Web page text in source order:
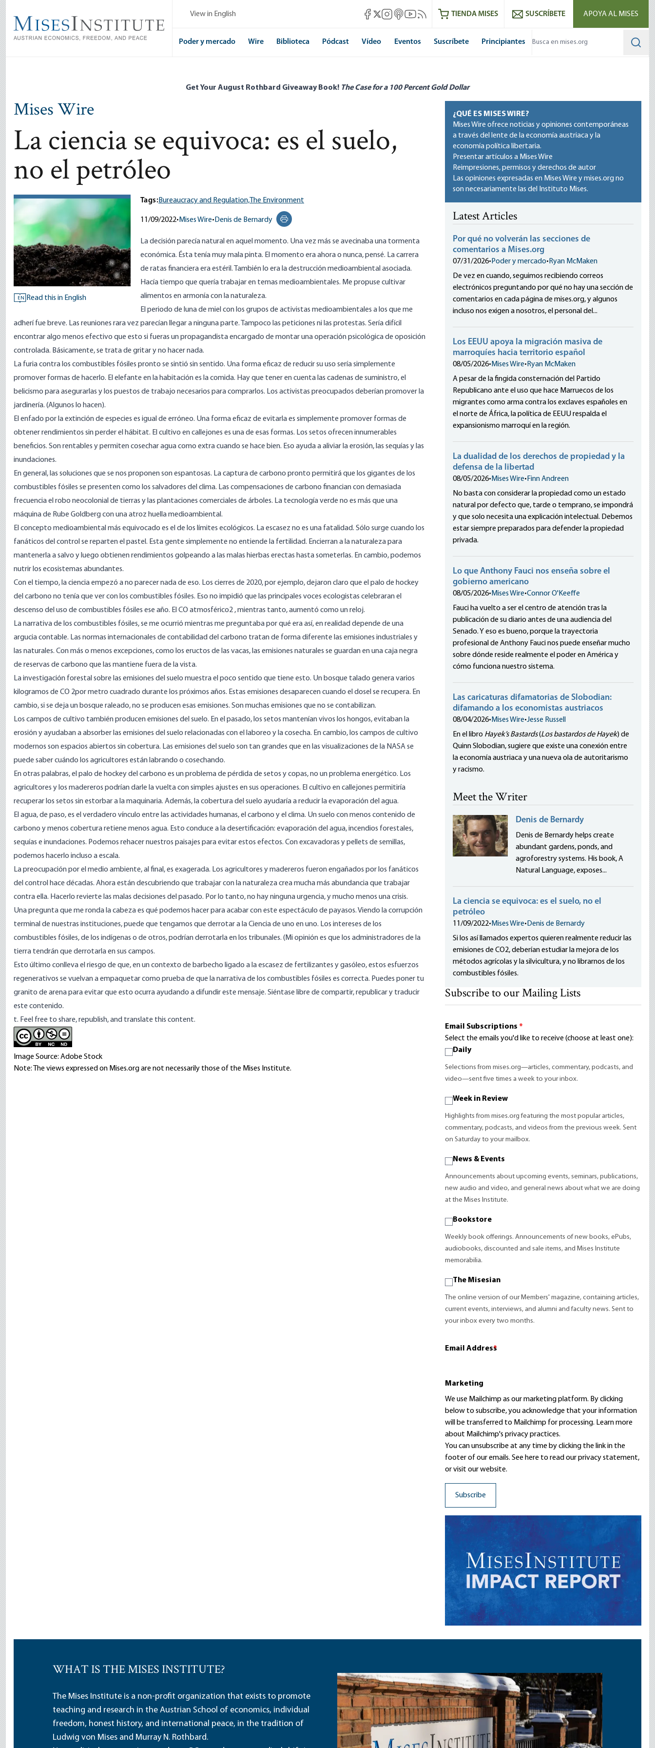
main
content
View in English Mises Facebook
Mises X
Mises Instagram
Mises itunes
Mises Youtube
Mises RSS feedTIENDA MISES SUSCRÍBETE APOYA AL MISES
Poder y mercado Wire Biblioteca Pódcast Vídeo Eventos Suscríbete Principiantes
Get Your August Rothbard Giveaway Book! The Case for a 100 Percent Gold Dollar
Mises Wire
La ciencia se equivoca: es el suelo,
no el petróleo
EN Read this in English
Tags:Bureaucracy and Regulation, The Environment
11/09/2022• Mises Wire• Denis de Bernardy
Print this page
La decisión parecía natural en aquel momento. Una vez más se avecinaba una tormenta
económica. Ésta tenía muy mala pinta. El momento era ahora o nunca, pensé. La carrera
de ratas financiera era estéril. También lo era la destrucción medioambiental asociada.
Hacía tiempo que quería trabajar en temas medioambientales. Me propuse cultivar
alimentos en armonía con la naturaleza.
El periodo de luna de miel con los grupos de activistas medioambientales a los que me
adherí fue breve. Las reuniones rara vez parecían llegar a ninguna parte. Tampoco las peticiones ni las protestas. Sería difícil
encontrar algo menos efectivo que esto si fueras un propagandista encargado de montar una operación psicológica de oposición
controlada. Básicamente, se trata de gritar y no hacer nada.
La furia contra los combustibles fósiles pronto se sintió sin sentido. Una forma eficaz de reducir su uso sería simplemente
promover formas de hacerlo. El elefante en la habitación es la comida. Hay que tener en cuenta las cadenas de suministro, el
belicismo para asegurarlas y los puestos de trabajo necesarios para comprarlos. Los activistas preocupados deberían promover la
jardinería. (Algunos lo hacen).
El enfado por la extinción de especies es igual de erróneo. Una forma eficaz de evitarla es simplemente promover formas de
obtener rendimientos sin perder el hábitat. El cultivo en callejones es una de esas formas. Los setos ofrecen innumerables
beneficios. Sonrentables y permiten cosechar agua como extra cuando se hace bien. Eso ayuda a aliviar la erosión, las sequías y las
inundaciones.
En general, las soluciones que se nos proponen son espantosas. La captura de carbono pronto permitirá que los gigantes de los
combustibles fósiles se presenten como los salvadores del clima. Las compensaciones de carbono financian con demasiada
frecuencia el robo neocolonial de tierras y las plantaciones comerciales de árboles. La tecnología verde no es más que una
máquina de Rube Goldbergcon una atroz huella medioambiental.
El concepto medioambiental más equivocado es el de los límites ecológicos. La escasez no es una fatalidad. Sólo surge cuando los
fanáticos del control se reparten el pastel. Esta gente simplemente no entiende la fertilidad. Encierran a la naturaleza para
mantenerla a salvo y luego obtienen rendimientos golpeando a las malas hierbas erectas hasta someterlas. En cambio, podemos
nutrir los ecosistemas abundantes.
Con el tiempo, la ciencia empezó a no parecer nada de eso. Los cierres de 2020, por ejemplo,dejaron claro que el palo de hockey
del carbono no tenía que ver con los combustibles fósiles. Eso no impidió que las principales voces ecologistas celebraran el
descenso del uso de combustibles fósiles ese año. El CO atmosférico2 , mientras tanto,aumentó como un reloj.
La narrativa de los combustibles fósiles, se me ocurrió mientras me preguntaba por qué era así, en realidad depende de una
argucia contable. Las normas internacionales de contabilidad del carbono tratan de forma diferente las emisiones industriales y
las naturales. Con más o menos excepciones, como los eructos de las vacas, las emisiones naturales se guardan en una caja negra
de reservas de carbono que las mantiene fuera de la vista.
La investigación forestal sobre las emisiones del suelo muestra el poco sentido que tiene esto. Un bosque talado generavarios
kilogramos de CO 2por metro cuadrado durante los próximos años. Estas emisiones desaparecen cuando el dosel se recupera. En
cambio, si se deja un bosque raleado, no se producen esas emisiones. Son muchas emisiones que no se contabilizan.
Los campos de cultivo también producen emisiones del suelo. En el pasado, los setos mantenían vivos los hongos, evitaban la
erosión y ayudaban a absorber las emisiones del suelo relacionadas con el laboreo y la cosecha. En cambio, los campos de cultivo
modernos son espacios abiertos sin cobertura. Las emisiones del suelo son tan grandes que en las visualizaciones de la NASAse
puede sabercuándo los agricultores están labrando o cosechando.
En otras palabras, el palo de hockey del carbono es un problema de pérdida de setos y copas, no un problema energético. Los
agricultores y los madereros podrían darle la vuelta consimples ajustes en sus operaciones. El cultivo en callejones permitiría
recuperar los setos sin estorbar a la maquinaria. Además, la cobertura del suelo ayudaría a reducir la evaporación del agua.
El agua, de paso, es el verdadero vínculo entre las actividades humanas, el carbono y el clima. Un suelo con menos contenido de
carbono y menos cobertura retiene menos agua. Esto conduce a ladesertificación: evaporación del agua, incendios forestales,
sequías e inundaciones. Podemos rehacer nuestros paisajes para evitar estos efectos. Con excavadoras y pellets de semillas,
podemos hacerlo incluso a escala.
La preocupación por el medio ambiente, al final, es exagerada. Los agricultores y madereros fueron engañados por los fanáticos
del control hace décadas. Ahora están descubriendo que trabajar con la naturaleza crea mucha más abundancia que trabajar
contra ella. Hacerlo revierte las malas decisiones del pasado. Por lo tanto, no hay ninguna urgencia, y mucho menos una crisis.
Una pregunta que me ronda la cabeza es qué podemos hacer para acabar con este espectáculo de payasos. Viendo la corrupción
terminal de nuestras instituciones, puede que tengamos que derrotar a la Ciencia de uno en uno. Los intereses de los
combustibles fósiles, de los indígenas o de otros, podrían derrotarla en los tribunales. (Mi opinión es que los administradores de la
tierra tendrán que derrotarla en sus campos.
Esto último conlleva el riesgo de que, en un contexto de barbecho ligado a la escasez de fertilizantes y gasóleo, estos esfuerzos
regenerativos se vuelvan a empaquetar como prueba de que la narrativa de los combustibles fósiles es correcta. Puedes poner tu
granito de arena para evitar que esto ocurra ayudando a difundir este mensaje. Siéntase libre de compartir, republicar y traducir
este contenido.
t. Feel free to share, republish, and translate this content.
Image Source: Adobe Stock
Note: The views expressed on Mises.org are not necessarily those of the Mises Institute.
¿QUÉ ES MISES WIRE?
Mises Wire ofrece noticias y opiniones contemporáneas
a través del lente de la economía austriaca y la
economía política libertaria.
Presentar artículos a Mises Wire
Reimpresiones, permisos y derechos de autor
Las opiniones expresadas en Mises Wire y mises.org no
son necesariamente las del Instituto Mises.
Latest Articles
Por qué no volverán las secciones de
comentarios a Mises.org
07/31/2026• Poder y mercado• Ryan McMaken
De vez en cuando, seguimos recibiendo correos
electrónicos preguntando por qué no hay una sección de
comentarios en cada página de mises.org, y algunos
incluso nos exigen a nosotros, el personal del...
Los EEUU apoya la migración masiva de
marroquíes hacia territorio español
08/05/2026• Mises Wire• Ryan McMaken
A pesar de la fingida consternación del Partido
Republicano ante el uso que hace Marruecos de los
migrantes como arma contra los exclaves españoles en
el norte de África, la política de EEUU respalda el
expansionismo marroquí en la región.
La dualidad de los derechos de propiedad y la
defensa de la libertad
08/05/2026• Mises Wire• Finn Andreen
No basta con considerar la propiedad como un estado
natural por defecto que, tarde o temprano, se impondrá
y que solo necesita una explicación intelectual. Debemos
estar siempre preparados para defender la propiedad
privada.
Lo que Anthony Fauci nos enseña sobre el
gobierno americano
08/05/2026• Mises Wire•Connor O'Keeffe
Fauci ha vuelto a ser el centro de atención tras la
publicación de su diario antes de una audiencia del
Senado. Y eso es bueno, porque la trayectoria
profesional de Anthony Fauci nos puede enseñar mucho
sobre dónde reside realmente el poder en América y
cómo funciona nuestro sistema.
Las caricaturas difamatorias de Slobodian:
difamando a los economistas austriacos
08/04/2026• Mises Wire•Jesse Russell
En el libro Hayek’s Bastards(Los bastardos de Hayek) de
Quinn Slobodian, sugiere que existe una conexión entre
la economía austriaca y una nueva ola de autoritarismo
y racismo.
Meet the Writer
Denis de Bernardy
Denis de Bernardy helps create
abundant gardens, ponds, and
agroforestry systems. His book, A
Natural Language, exposes...
La ciencia se equivoca: es el suelo, no el
petróleo
11/09/2022• Mises Wire• Denis de Bernardy
Si los así llamados expertos quieren realmente reducir las
emisiones de CO2, deberían estudiar la mejora de los
métodos agrícolas y la silvicultura, y no librarnos de los
combustibles fósiles.
Subscribe to our Mailing Lists
Email Subscriptions *
Select the emails you'd like to receive (choose at least one):
Daily
Selections from mises.org—articles, commentary, podcasts, and
video—sent five times a week to your inbox.
Week in Review
Highlights from mises.org featuring the most popular articles,
commentary, podcasts, and videos from the previous week. Sent
on Saturday to your mailbox.
News & Events
Announcements about upcoming events, seminars, publications,
new audio and video, and general news about what we are doing
at the Mises Institute.
Bookstore
Weekly book offerings. Announcements of new books, ePubs,
audiobooks, discounted and sale items, and Mises Institute
memorabilia.
The Misesian
The online version of our Members' magazine, containing articles,
current events, interviews, and alumni and faculty news. Sent to
your inbox every two months.
Email Address
*
Marketing
We use Mailchimp as our marketing platform. By clicking
below to subscribe, you acknowledge that your information
will be transferred to Mailchimp for processing. Learn more
about Mailchimp's privacy practices.
You can unsubscribe at any time by clicking the link in the
footer of our emails. See here to read ourprivacy statement,
or visit our website.
WHAT IS THE MISES INSTITUTE?
The Mises Institute is a non-profit organization that exists to promote
teaching and research in the Austrian School of economics, individual
freedom, honest history, and international peace, in the tradition of
Ludwig von Mises and Murray N. Rothbard.